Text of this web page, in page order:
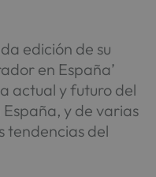
edición de su
en España’
actual y futuro del
y de varias
tendencias del